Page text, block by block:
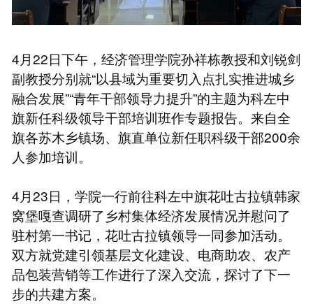
4月22日下午，经济管理学院孙祥栋教授和刘锐剑
副教授分别就“以县域为重要切入点扎实推进城乡
融合发展”“青年干部领导力提升”的主题为科左中
旗新任科级领导干部培训班作专题报告。来自全
旗各苏木乡镇场、旗直单位新任职科级干部200余
人参加培训。
4月23日，学院一行前往科左中旗花吐古拉镇韩家
窝堡嘎查调研了乡村集体经济发展情况并慰问了
驻村第一书记，花吐古拉镇领导一同参加活动。
双方就党建引领基层文化建设、电商助农、农产
品包装营销等工作进行了深入交流，探讨了下一
步的共建方案。